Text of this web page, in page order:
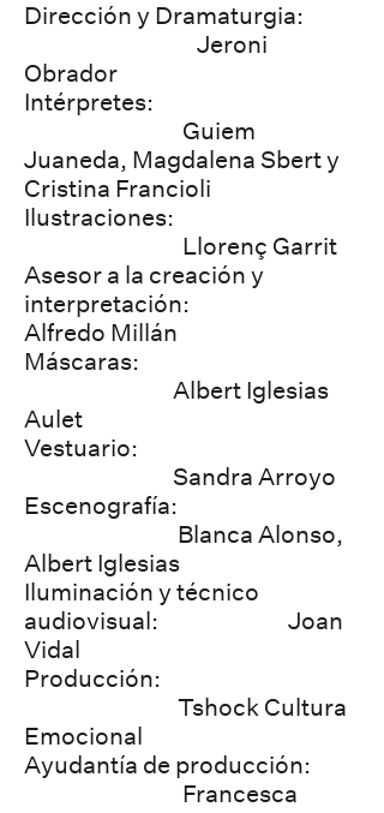
Dirección y Dramaturgia:
Jeroni
Obrador
Intérpretes:
Guiem
Juaneda, Magdalena Sbert y
Cristina Francioli
Ilustraciones:
Llorenç Garrit
Asesor a la creación y
interpretación:
Alfredo Millán
Máscaras:
Albert Iglesias
Aulet
Vestuario:
Sandra Arroyo
Escenografía:
Blanca Alonso,
Albert Iglesias
Iluminación y técnico
audiovisual: Joan
Vidal
Producción:
Tshock Cultura
Emocional
Ayudantía de producción:
Francesca